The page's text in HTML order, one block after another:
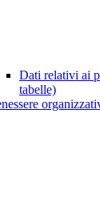
Dati relativi ai
tabelle)